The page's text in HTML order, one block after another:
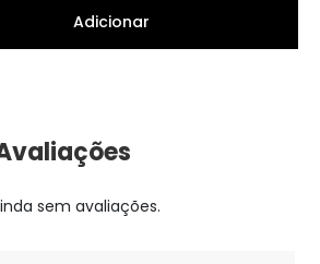
Adicionar
sem avaliações.